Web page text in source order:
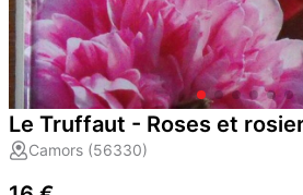
Le Truffaut - Roses et
Camors (56330)